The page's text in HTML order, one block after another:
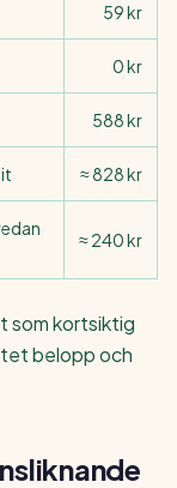
59 kr
0 kr
588 kr
≈ 828 kr
≈ 240 kr
som kortsiktig
belopp och